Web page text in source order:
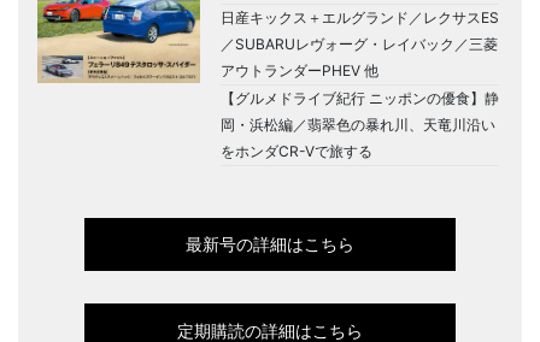
日産キックス＋エルグランド／レクサスES
／SUBARUレヴォーグ・レイバック／三菱
アウトランダーPHEV 他
【グルメドライブ紀行 ニッポンの優食】静
岡・浜松編／翡翠色の暴れ川、天竜川沿い
をホンダCR-Vで旅する
最新号の詳細はこちら
定期購読の詳細はこちら